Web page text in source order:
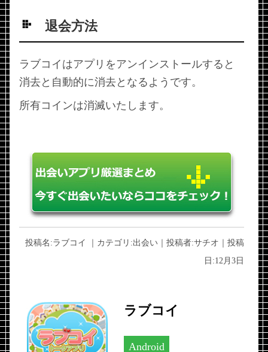
退会方法
ラブコイはアプリをアンインストールすると
消去と自動的に消去となるようです。
所有コインは消滅いたします。
投稿名:ラブコイ ｜カテゴリ:出会い ｜投稿者:サチオ ｜投稿
日:12月3日
ラブコイ
Android